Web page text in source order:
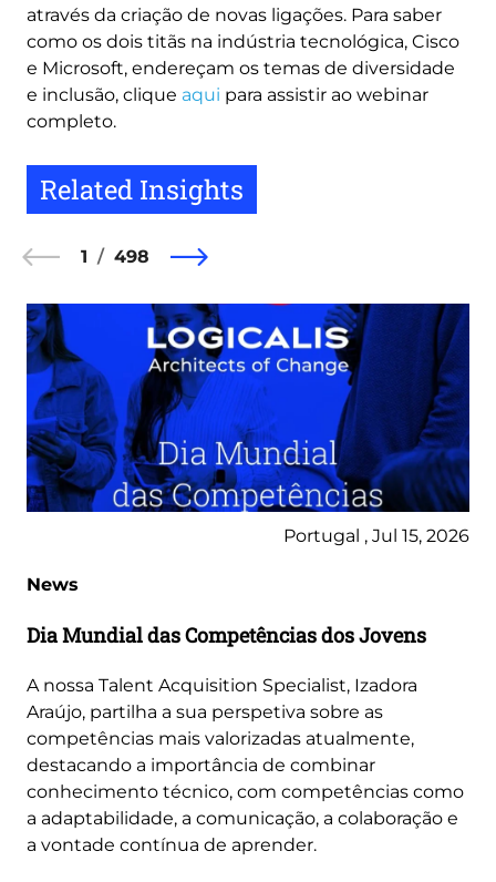
através da criação de novas ligações. Para saber
como os dois titãs na indústria tecnológica, Cisco
e Microsoft, endereçam os temas de diversidade
e inclusão, clique aqui para assistir ao webinar
completo.
Related Insights
1 498
Portugal , Jul 15, 2026
News
Dia Mundial das Competências dos Jovens
A nossa Talent Acquisition Specialist, Izadora
Araújo, partilha a sua perspetiva sobre as
competências mais valorizadas atualmente,
destacando a importância de combinar
conhecimento técnico, com competências como
a adaptabilidade, a comunicação, a colaboração e
a vontade contínua de aprender.